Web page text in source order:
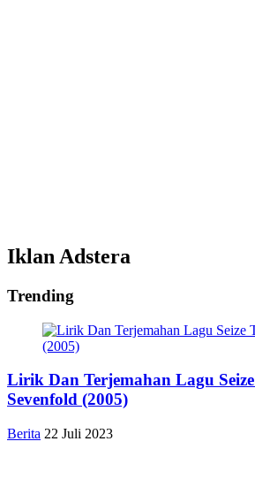
Iklan Adstera
Trending
Lirik Dan Terjemahan Lagu
Sevenfold (2005)
Berita 22 Juli 2023